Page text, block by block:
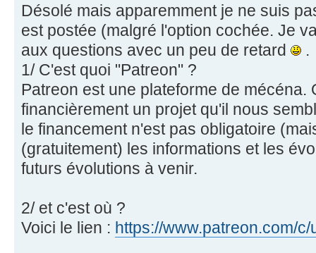
Désolé mais apparemment je ne suis
est postée (malgré l'option cochée. Je
aux questions avec un peu de retard
.
1/ C'est quoi "Patreon" ?
Patreon est une plateforme de mécéna.
financièrement un projet qu'il nous
le financement n'est pas obligatoire
(gratuitement) les informations et les
futurs évolutions à venir.
2/ et c'est où ?
Voici le lien : https://www.patreon.com/